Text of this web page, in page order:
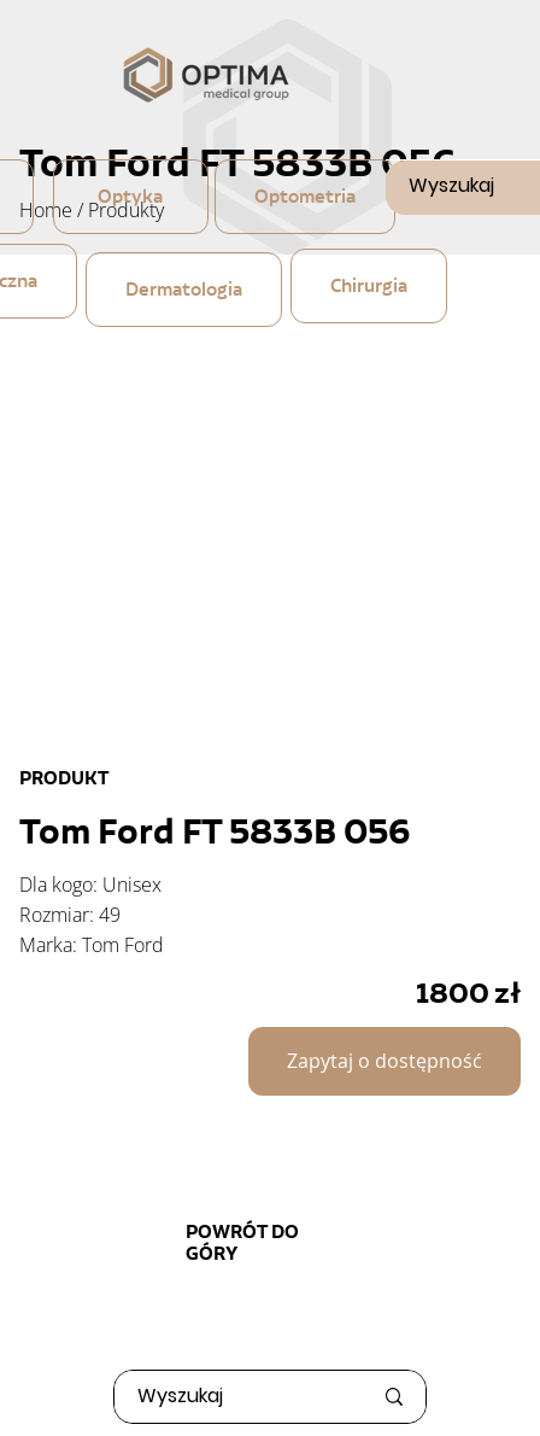
Optyka Optometria
Dermatologia Chirurgia
Tom Ford FT 5833B 056
Home / Produkty
PRODUKT
Tom Ford FT 5833B 056
Dla kogo: Unisex
Rozmiar: 49
Marka: Tom Ford
1800zł
Zapytaj o dostępność
POWRÓT DO
GÓRY